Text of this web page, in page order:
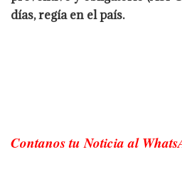
días, regía en el país.
Contanos tu Noticia al